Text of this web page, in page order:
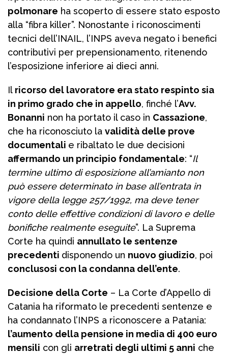
polmonare ha scoperto di essere stato esposto
alla “fibra killer”. Nonostante i riconoscimenti
tecnici dell’INAIL, l’INPS aveva negato i benefici
contributivi per prepensionamento, ritenendo
l’esposizione inferiore ai dieci anni.
Il ricorso del lavoratore era stato respinto sia
in primo grado che in appello, finché l’Avv.
Bonanni non ha portato il caso in Cassazione,
che ha riconosciuto la validità delle prove
documentali e ribaltato le due decisioni
affermando un principio fondamentale: “Il
termine ultimo di esposizione all’amianto non
può essere determinato in base all’entrata in
vigore della legge 257/1992, ma deve tener
conto delle effettive condizioni di lavoro e delle
bonifiche realmente eseguite”. La Suprema
Corte ha quindi annullato le sentenze
precedenti disponendo un nuovo giudizio, poi
conclusosi con la condanna dell’ente.
Decisione della Corte – La Corte d’Appello di
Catania ha riformato le precedenti sentenze e
ha condannato l’INPS a riconoscere a Patania:
l’aumento della pensione in media di 400 euro
mensili con gli arretrati degli ultimi 5 anni che